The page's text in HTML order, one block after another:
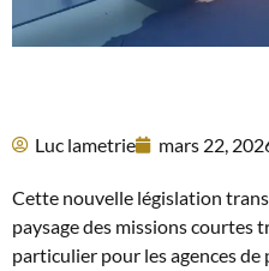
Luc lametrie mars 22,
Cette nouvelle législation
paysage des missions courtes
particulier pour les agences